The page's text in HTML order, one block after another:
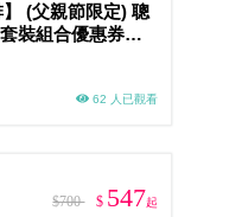
(父親節限定) 聰
裝組合優惠券
62 人已觀看
$700 $ 547起